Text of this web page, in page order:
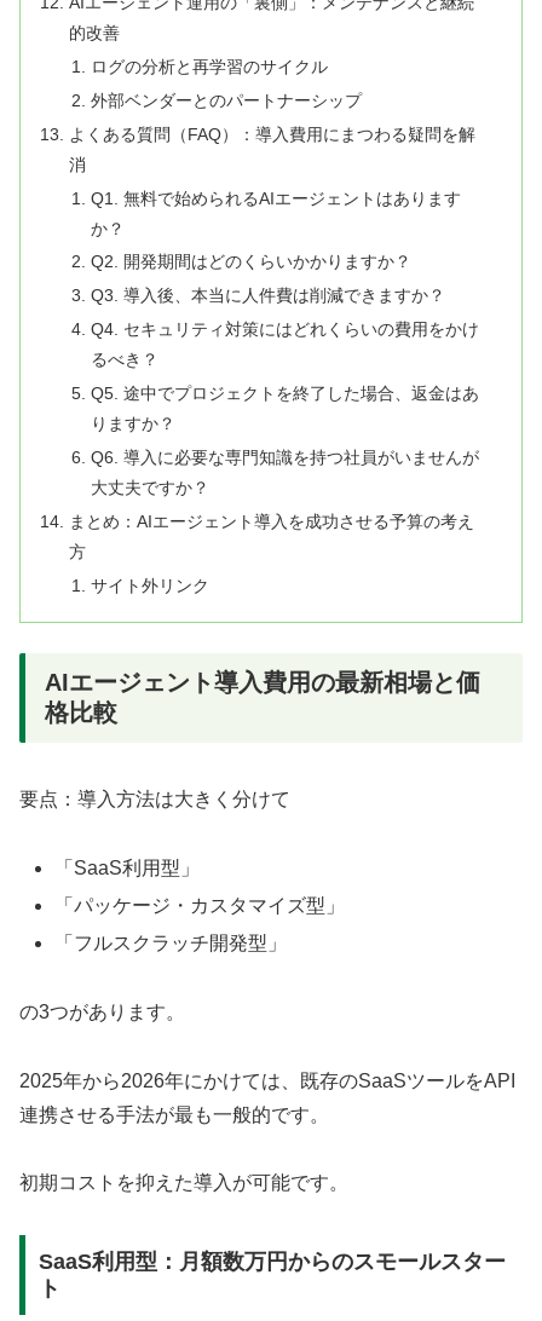
的改善
ログの分析と再学習のサイクル
外部ベンダーとのパートナーシップ
よくある質問（FAQ）：導入費用にまつわる疑問を解
消
Q1. 無料で始められるAIエージェントはあります
か？
Q2. 開発期間はどのくらいかかりますか？
Q3. 導入後、本当に人件費は削減できますか？
Q4. セキュリティ対策にはどれくらいの費用をかけ
るべき？
Q5. 途中でプロジェクトを終了した場合、返金はあ
りますか？
Q6. 導入に必要な専門知識を持つ社員がいませんが
大丈夫ですか？
まとめ：AIエージェント導入を成功させる予算の考え
方
サイト外リンク
AIエージェント導入費用の最新相場と価
格比較
要点：導入方法は大きく分けて
「SaaS利用型」
「パッケージ・カスタマイズ型」
「フルスクラッチ開発型」
の3つがあります。
2025年から2026年にかけては、既存のSaaSツールをAPI
連携させる手法が最も一般的です。
初期コストを抑えた導入が可能です。
SaaS利用型：月額数万円からのスモールスター
ト